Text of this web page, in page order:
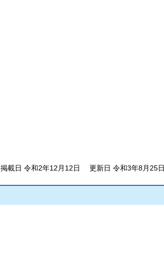
掲載日 令和2年12月12日 更新日 令和3年8月25日